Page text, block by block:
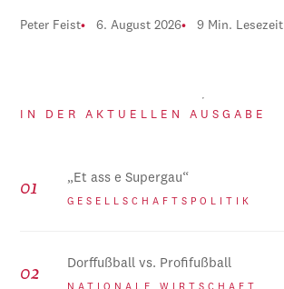
Peter Feist 6. August 2026 9 Min. Lesezeit
IN DER AKTUELLEN AUSGABE
„Et ass e Supergau“
GESELLSCHAFTSPOLITIK
Dorffußball vs. Profifußball